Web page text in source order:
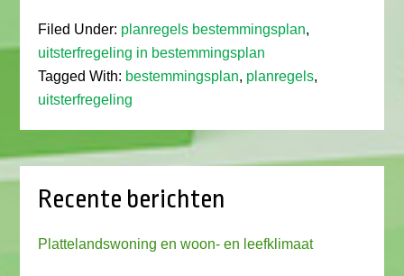
Filed Under: planregels bestemmingsplan,
uitsterfregeling in bestemmingsplan
Tagged With: bestemmingsplan, planregels,
uitsterfregeling
Recente berichten
Plattelandswoning en woon- en leefklimaat